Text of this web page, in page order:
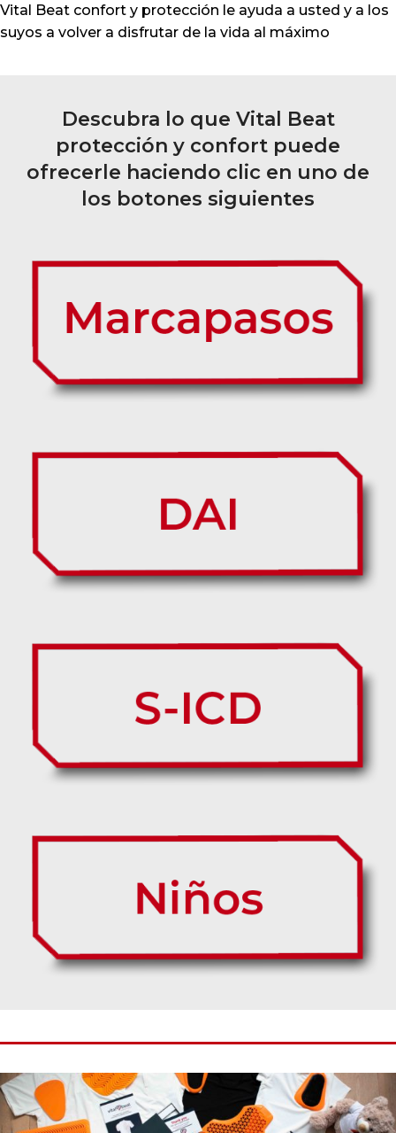
Vital Beat confort y protección le ayuda a usted y a los
suyos a volver a disfrutar de la vida al máximo
Descubra lo que Vital Beat
protección y confort puede
ofrecerle haciendo clic en uno de
los botones siguientes